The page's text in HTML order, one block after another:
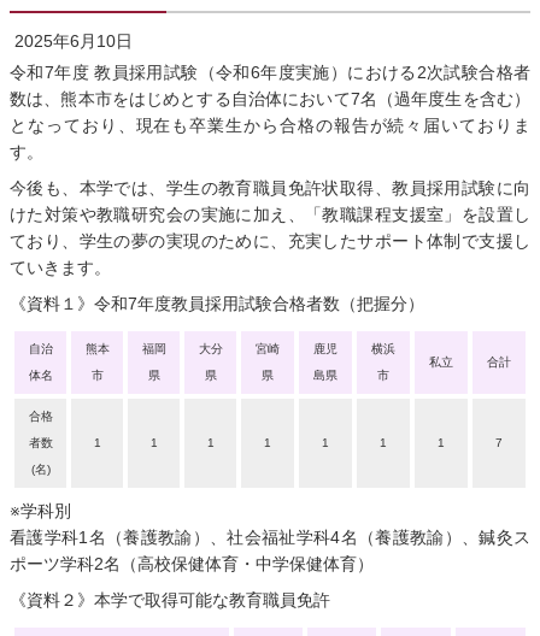
2025年6月10日
令和7年度 教員採用試験（令和6年度実施）における2次試験合格者
数は、熊本市をはじめとする自治体において7名（過年度生を含む）
となっており、現在も卒業生から合格の報告が続々届いておりま
す。
今後も、本学では、学生の教育職員免許状取得、教員採用試験に向
けた対策や教職研究会の実施に加え、「教職課程支援室」を設置し
ており、学生の夢の実現のために、充実したサポート体制で支援し
ていきます。
《資料１》令和7年度教員採用試験合格者数（把握分）
自治
体名
熊本
市
福岡
県
大分
県
宮崎
県
鹿児
島県
横浜
市
私立 合計
合格
者数
(名)
1 1 1 1 1 1 1 7
※学科別
看護学科1名（養護教諭）、社会福祉学科4名（養護教諭）、鍼灸ス
ポーツ学科2名（高校保健体育・中学保健体育）
《資料２》本学で取得可能な教育職員免許